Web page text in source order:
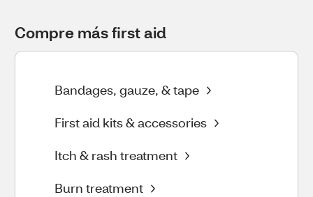
Compre más first aid
Bandages, gauze, & tape
First aid kits & accessories
Itch & rash treatment
Burn treatment